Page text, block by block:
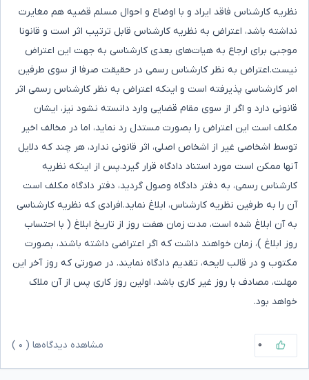
نظریه کارشناس فاقد ایراد و با اوضاع و احوال مسلم قضیه هم مغایرت
نداشته باشد، اعتراض به نظریه کارشناس قابل ترتیب اثر است و قانونا
موجبی برای ارجاع به هیات‌های بعدی کارشناسی به جهت این اعتراض
نیست.اعتراض به نظر کارشناس رسمی در حقیقت صرفا از سوی طرفین
امر کارشناسی پذیرفته است و اینکه اعتراض به نظر کارشناس رسمی اثر
قانونی دارد و اگر از سوی مقام قضایی وارد دانسته نشود نیز، ایشان
مکلف است این اعتراض را بصورت مستدل رد نماید، اما در مخالف اخیر
توسط اشخاصی غیر از اشخاص اصلی، اثر قانونی ندارد، هر چند که دلایل
آنها ممکن است مورد استناد دادگاه قرار گیرد.پس از اینکه نظریه
کارشناس رسمی، به دفتر دادگاه وصول گردید، دفتر دادگاه مکلف است
آن را به طرفین نظریه کارشناس، ابلاغ نماید.افرادی که نظریه کارشناسی
به آن ابلاغ شده است، مدت زمان هفت روز از تاریخ ابلاغ ( با احتساب
روز ابلاغ )، زمان خواهند داشت که اگر اعتراضی داشته باشند، بصورت
مکتوب و در قالب لایحه، تقدیم دادگاه نمایند. در صورتی که روز آخر این
مهلت، مصادف با روز غیر کاری باشد، اولین روز کاری پس از آن ملاک
خواهد بود.
۰ مشاهده دیدگاه‌ها ( ۰